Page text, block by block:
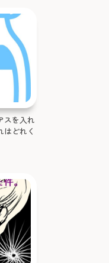
スを入れ
どれく